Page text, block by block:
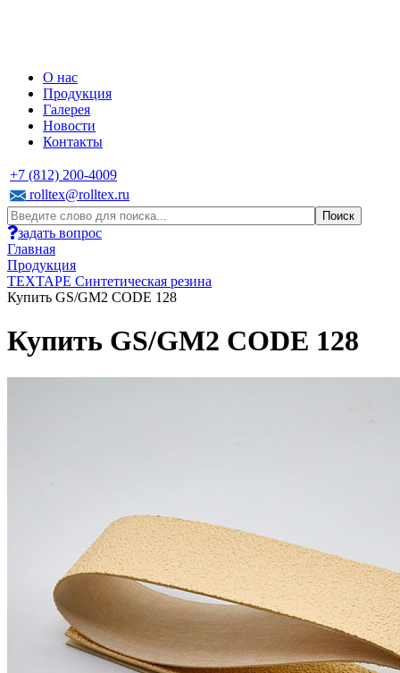
О нас
Продукция
Галерея
Новости
Контакты
+7 (812) 200-4009
rolltex@rolltex.ru
задать вопрос
Главная
Продукция
TEXTAPE Синтетическая резина
Купить GS/GM2 CODE 128
Купить GS/GM2 CODE 128